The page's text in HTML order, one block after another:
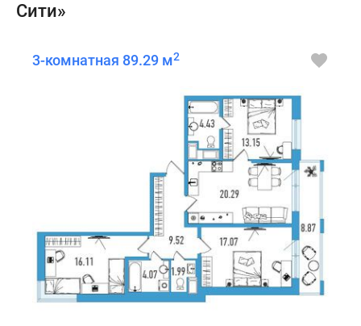
Сити»
3-комнатная 89.29 м2